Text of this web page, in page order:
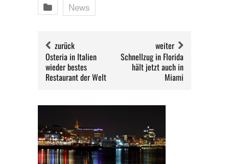
News
zurück
Osteria in Italien
wieder bestes
Restaurant der Welt
weiter
Schnellzug in Florida
hält jetzt auch in
Miami